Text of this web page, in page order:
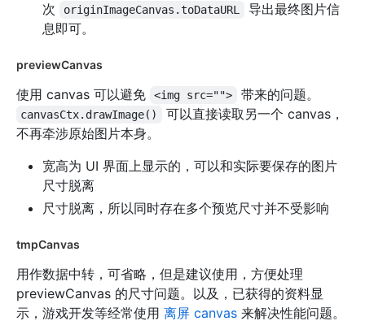
次
originImageCanvas.toDataURL
导出最终图片信
息即可。
previewCanvas
使用 canvas 可以避免 <img src=""> 带来的问题。
canvasCtx.drawImage()
可以直接读取另一个 canvas，
不再牵涉原始图片本身。
宽高为 UI 界面上显示的，可以和实际要保存的图片
尺寸脱离
尺寸脱离，所以同时存在多个预览尺寸并不受影响
tmpCanvas
用作数据中转，可省略，但是建议使用，方便处理
previewCanvas 的尺寸问题。以及，已获得的资料显
示，游戏开发等经常使用 离屏 canvas 来解决性能问题。